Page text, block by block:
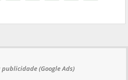
publicidade (Google Ads)